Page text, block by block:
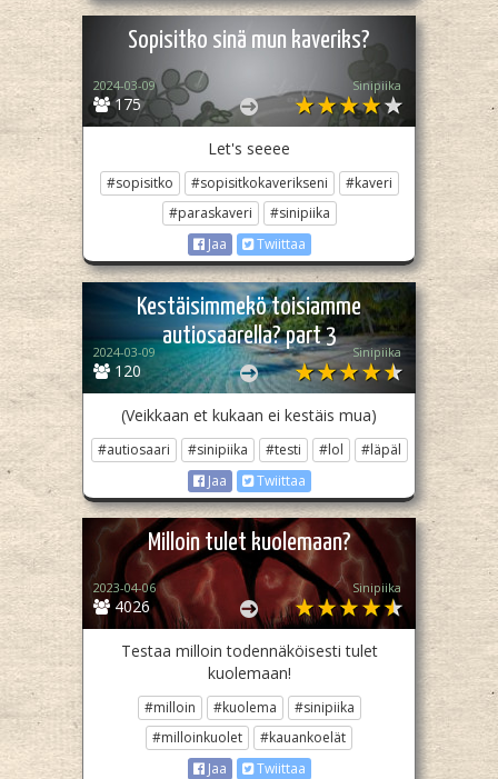
Sopisitko sinä mun kaveriks?
175
2024-03-09 Sinipiika
Let's seeee
#sopisitko #sopisitkokaverikseni
#kaveri
#paraskaveri
#sinipiika
Jaa
Twiittaa
Kestäisimmekö toisiamme
autiosaarella? part 3
120
2024-03-09 Sinipiika
(Veikkaan et kukaan ei kestäis mua)
#autiosaari #sinipiika #testi #lol
#läpäl
Jaa
Twiittaa
Milloin tulet kuolemaan?
4026
2023-04-06 Sinipiika
Testaa milloin todennäköisesti tulet
kuolemaan!
#milloin #kuolema
#sinipiika
#milloinkuolet
#kauankoelät
Jaa
Twiittaa